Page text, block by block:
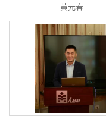
黄元春